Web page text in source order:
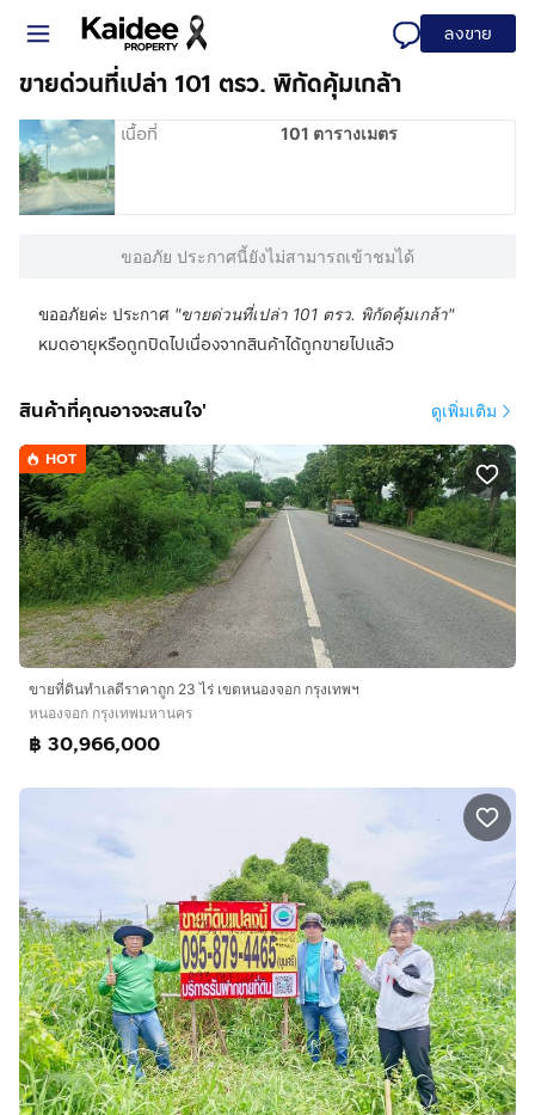
ลงขาย
ขายด่วนที่เปล่า 101 ตรว. พิกัดคุ้มเกล้า
เนื้อที่ 101 ตารางเมตร
ขออภัย ประกาศนี้ยังไม่สามารถเข้าชมได้
ขออภัยค่ะ ประกาศ "ขายด่วนที่เปล่า 101 ตรว. พิกัดคุ้มเกล้า"
หมดอายุหรือถูกปิดไปเนื่องจากสินค้าได้ถูกขายไปแล้ว
สินค้าที่คุณอาจจะสนใจ' ดูเพิ่มเติม
HOT
ขายที่ดินทำเลดีราคาถูก 23 ไร่ เขตหนองจอก กรุงเทพฯ
หนองจอก กรุงเทพมหานคร
฿ 30,966,000